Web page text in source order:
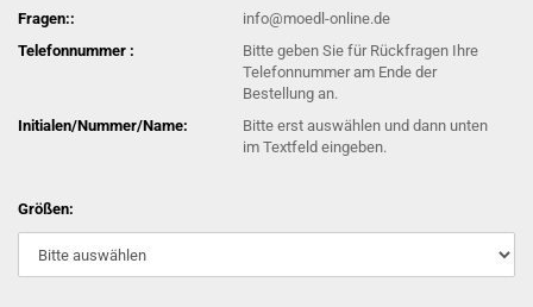
Fragen::
info@moedl-online.de
Telefonnummer :
Bitte geben Sie für Rückfragen Ihre
Telefonnummer am Ende der
Bestellung an.
Initialen/Nummer/Name:
Bitte erst auswählen und dann unten
im Textfeld eingeben.
Größen: